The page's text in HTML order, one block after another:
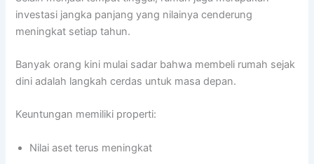
investasi jangka panjang yang nilainya cenderung
meningkat setiap tahun.
Banyak orang kini mulai sadar bahwa membeli rumah sejak
dini adalah langkah cerdas untuk masa depan.
Keuntungan memiliki properti:
Nilai aset terus meningkat